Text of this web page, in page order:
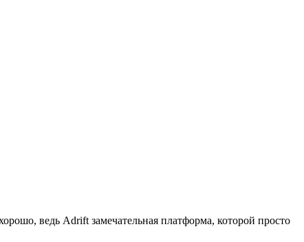
ведь Adrift замечательная платформа, которой просто